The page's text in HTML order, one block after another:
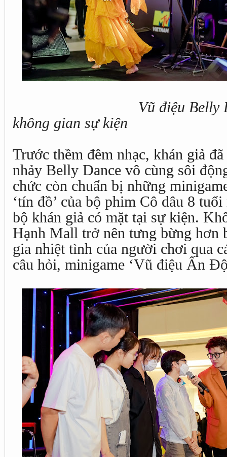
Vũ điệu Belly
không gian sự kiện
Trước thềm đêm nhạc, khán giả
nhảy Belly Dance vô cùng sôi
chức còn chuẩn bị những
‘tín đồ’ của bộ phim Cô dâu 8
bộ khán giả có mặt tại sự kiện.
Hạnh Mall trở nên tưng bừng hơn
gia nhiệt tình của người chơi qua
câu hỏi, minigame ‘Vũ điệu Ấn